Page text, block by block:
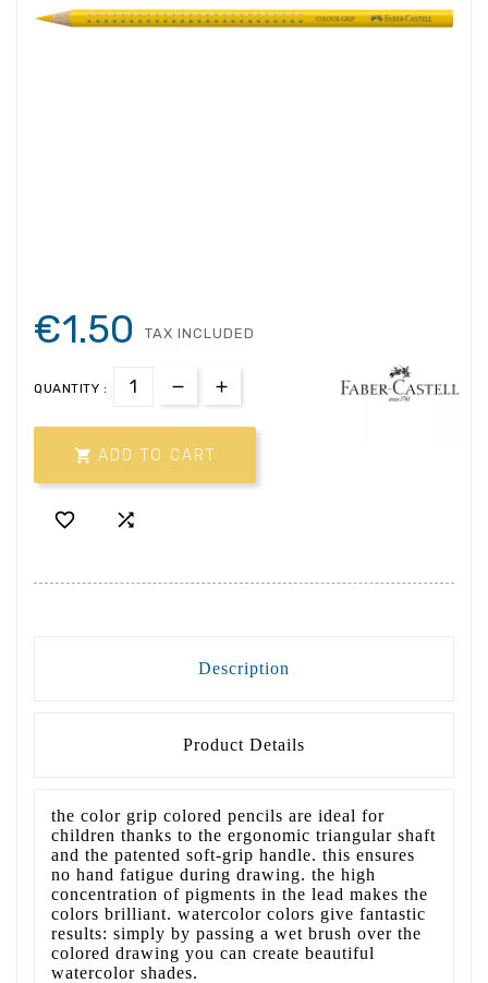
€1.50 TAX INCLUDED
QUANTITY :
 ADD TO CART
 
Description
Product Details
the color grip colored pencils are ideal for
children thanks to the ergonomic triangular shaft
and the patented soft-grip handle. this ensures
no hand fatigue during drawing. the high
concentration of pigments in the lead makes the
colors brilliant. watercolor colors give fantastic
results: simply by passing a wet brush over the
colored drawing you can create beautiful
watercolor shades.